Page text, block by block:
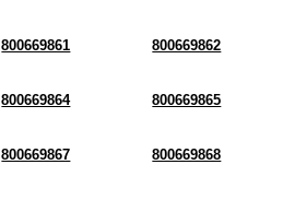
800669861 800669862
800669864 800669865
800669867 800669868